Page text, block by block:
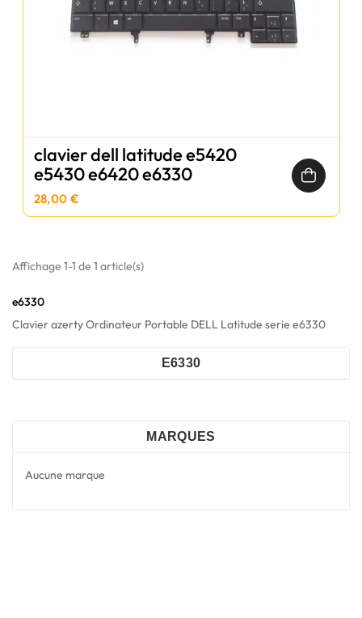
clavier dell latitude e5420
e5430 e6420 e6330
28,00 €
Affichage 1-1 de 1 article(s)
e6330
Clavier azerty Ordinateur Portable DELL Latitude serie e6330
E6330
MARQUES
Aucune marque